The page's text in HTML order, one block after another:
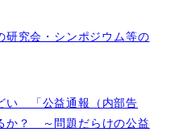
究会・シンポジウム等の
い 「公益通報（内部告
か？ ～問題だらけの公益